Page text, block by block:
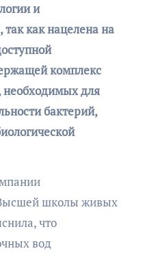
и
как нацелена на
комплекс
необходимых для
бактерий,
школы живых
что
вод